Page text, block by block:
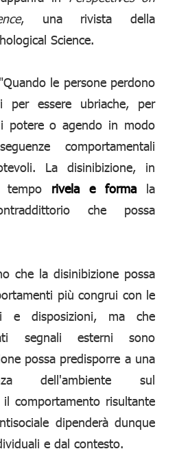
, una rivista della
Science.
le persone perdono
per essere ubriache, per
potere o agendo in modo
comportamentali
La disinibizione, in
tempo rivela e forma la
che possa
che la disinibizione possa
più congrui con le
e disposizioni, ma che
segnali esterni sono
possa predisporre a una
dell'ambiente sul
comportamento risultante
dipenderà dunque
e dal contesto.